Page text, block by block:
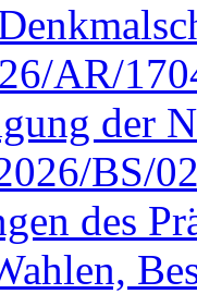
AR/
der
BS/
des